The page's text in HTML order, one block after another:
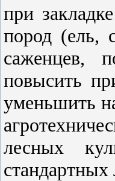
при
пород (ель,
саженцев,
повысить
уменьшить
лесных
стандартных